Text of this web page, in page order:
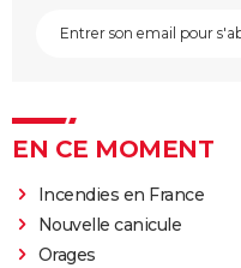
EN CE MOMENT
Incendies en France
Nouvelle canicule
Orages